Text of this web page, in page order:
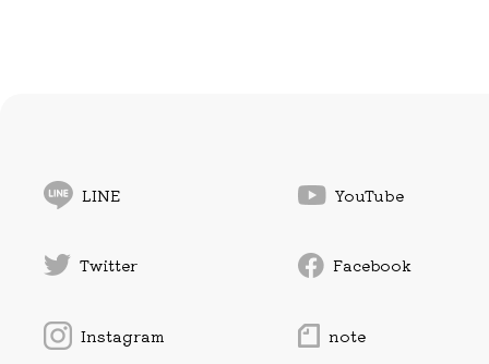
LINE YouTube
Twitter Facebook
Instagram note